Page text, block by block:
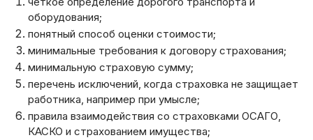
оборудования;
понятный способ оценки стоимости;
минимальные требования к договору страхования;
минимальную страховую сумму;
перечень исключений, когда страховка не защищает
работника, например при умысле;
правила взаимодействия со страховками ОСАГО,
КАСКО и страхованием имущества;